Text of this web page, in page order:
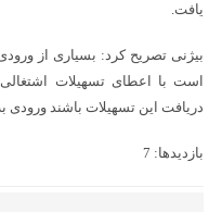
یافت.
بیژنی تصریح کرد: بسیاری از
است با اعطای تسهیلات
دریافت این تسهیلات باشند ورودی
بازدیدها: 7